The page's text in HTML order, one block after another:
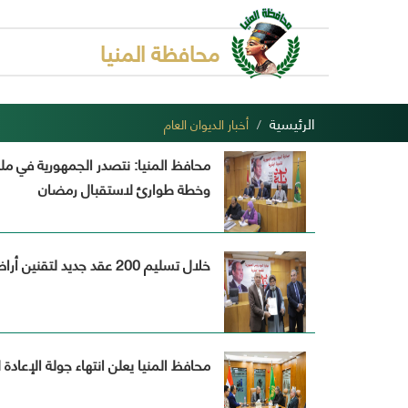
محافظة المنيا
الرئيسية أخبار الديوان العام
محافظ المنيا: نتصدر الجمهورية في
وخطة طوارئ لاستقبال رمضان
خلال تسليم 200 عقد جديد لتقنين أراضي أملاك الدولة
محافظ المنيا يعلن انتهاء جولة